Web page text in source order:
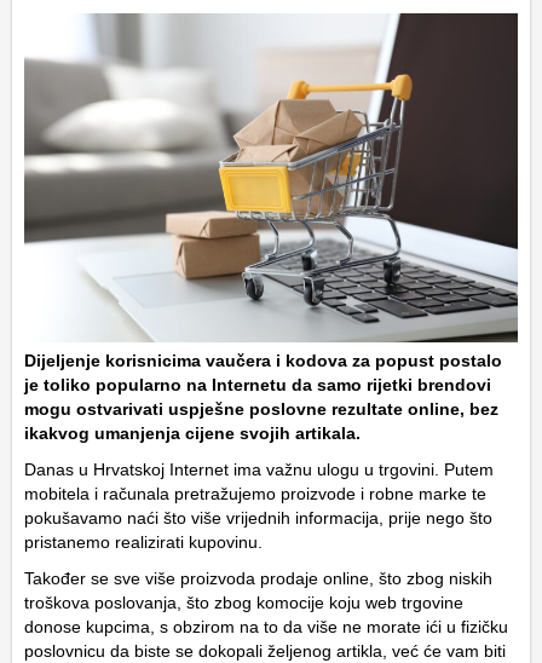
Dijeljenje korisnicima vaučera i kodova za popust postalo
je toliko popularno na Internetu da samo rijetki brendovi
mogu ostvarivati uspješne poslovne rezultate online, bez
ikakvog umanjenja cijene svojih artikala.
Danas u Hrvatskoj Internet ima važnu ulogu u trgovini. Putem
mobitela i računala pretražujemo proizvode i robne marke te
pokušavamo naći što više vrijednih informacija, prije nego što
pristanemo realizirati kupovinu.
Također se sve više proizvoda prodaje online, što zbog niskih
troškova poslovanja, što zbog komocije koju web trgovine
donose kupcima, s obzirom na to da više ne morate ići u fizičku
poslovnicu da biste se dokopali željenog artikla, već će vam biti